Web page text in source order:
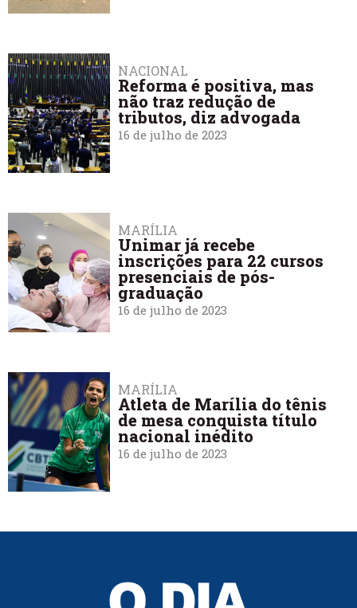
NACIONAL
Reforma é positiva, mas
não traz redução de
tributos, diz advogada
16 de julho de 2023
MARÍLIA
Unimar já recebe
inscrições para 22 cursos
presenciais de pós-
graduação
16 de julho de 2023
MARÍLIA
Atleta de Marília do tênis
de mesa conquista título
nacional inédito
16 de julho de 2023